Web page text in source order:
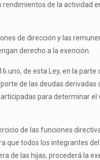
de la actividad
de dirección y las
derecho a la exención.
de esta Ley, en la parte
de las deudas derivadas
para determinar el
de las funciones
que todos los integrantes
de las hijas, procederá la